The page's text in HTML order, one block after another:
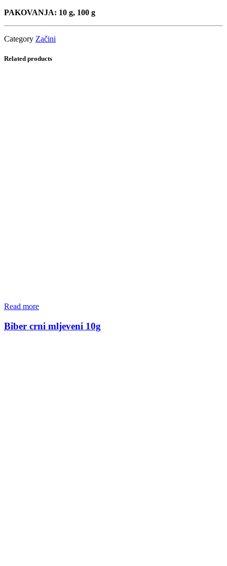
PAKOVANJA: 10 g, 100 g
Category Začini
Related products
Read more
Biber crni mljeveni 10g